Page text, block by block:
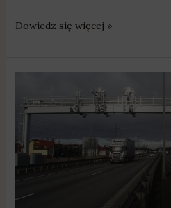
Dowiedz się więcej »
tylko
września